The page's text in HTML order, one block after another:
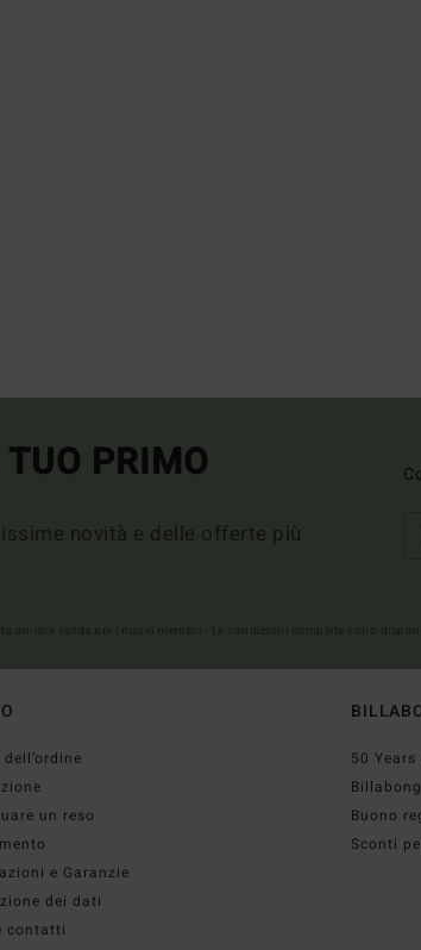
PRIMO
novità e delle offerte più
un reso
e Garanzie
dei dati
contatti
50
Buono
Sconti